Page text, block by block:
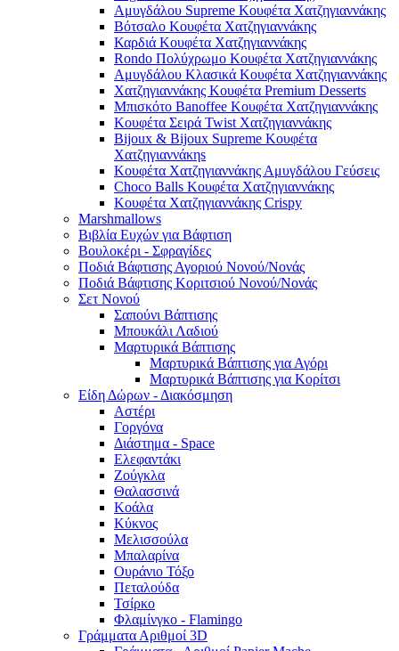
Αμυγδάλου Supreme Κουφέτα Χατζηγιαννάκης
Βότσαλο Κουφέτα Χατζηγιαννάκης
Καρδιά Κουφέτα Χατζηγιαννάκης
Rondo Πολύχρωμο Κουφέτα Χατζηγιαννάκης
Αμυγδάλου Κλασικά Κουφέτα Χατζηγιαννάκης
Χατζηγιαννάκης Κουφέτα Premium Desserts
Μπισκότο Banoffee Κουφέτα Χατζηγιαννάκης
Κουφέτα Σειρά Twist Χατζηγιαννάκης
Bijoux & Bijoux Supreme Κουφέτα
Χατζηγιαννάκηs
Κουφέτα Χατζηγιαννάκης Αμυγδάλου Γεύσεις
Choco Balls Κουφέτα Χατζηγιαννάκης
Κουφέτα Χατζηγιαννάκης Crispy
Marshmallows
Βιβλία Ευχών για Βάφτιση
Βουλοκέρι - Σφραγίδες
Ποδιά Βάφτισης Αγοριού Νονού/Νονάς
Ποδιά Βάφτισης Κοριτσιού Νονού/Νονάς
Σετ Νονού
Σαπούνι Βάπτισης
Μπουκάλι Λαδιού
Μαρτυρικά Βάπτισης
Μαρτυρικά Βάπτισης για Αγόρι
Μαρτυρικά Βάπτισης για Κορίτσι
Είδη Δώρων - Διακόσμηση
Αστέρι
Γοργόνα
Διάστημα - Space
Ελεφαντάκι
Ζούγκλα
Θαλασσινά
Κοάλα
Κύκνος
Μελισσούλα
Μπαλαρίνα
Ουράνιο Τόξο
Πεταλούδα
Τσίρκο
Φλαμίνγκο - Flamingo
Γράμματα Αριθμοί 3D